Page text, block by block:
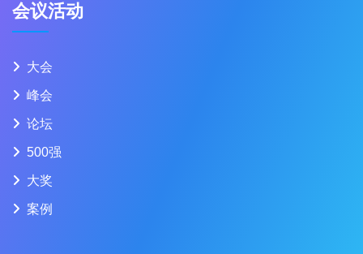
会议活动
大会
峰会
论坛
500强
大奖
案例